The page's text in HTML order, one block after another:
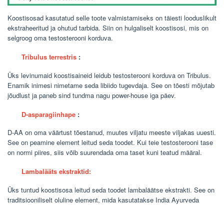
Koostisosad kasutatud selle toote valmistamiseks on täiesti looduslikult
ekstraheeritud ja ohutud tarbida. Siin on hulgaliselt koostisosi, mis on
selgroog oma testosterooni korduva.
Tribulus terrestris :
Üks levinumaid koostisaineid leidub testosterooni korduva on Tribulus.
Enamik inimesi nimetame seda libiido tugevdaja. See on tõesti mõjutab
jõudlust ja paneb sind tundma nagu power-house iga päev.
D-asparagiinhape :
D-AA on oma väärtust tõestanud, muutes viljatu meeste viljakas uuesti.
See on peamine element leitud seda toodet. Kui teie testosterooni tase
on normi piires, siis võib suurendada oma taset kuni teatud määral.
Lambalääts ekstraktid:
Üks tuntud koostisosa leitud seda toodet lambaläätse ekstrakti. See on
traditsiooniliselt oluline element, mida kasutatakse India Ayurveda